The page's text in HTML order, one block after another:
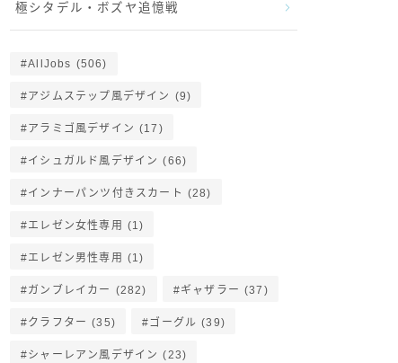
極シタデル・ボズヤ追憶戦
AllJobs (506)
アジムステップ風デザイン (9)
アラミゴ風デザイン (17)
イシュガルド風デザイン (66)
インナーパンツ付きスカート (28)
エレゼン女性専用 (1)
エレゼン男性専用 (1)
ガンブレイカー (282) ギャザラー (37)
クラフター (35) ゴーグル (39)
シャーレアン風デザイン (23)